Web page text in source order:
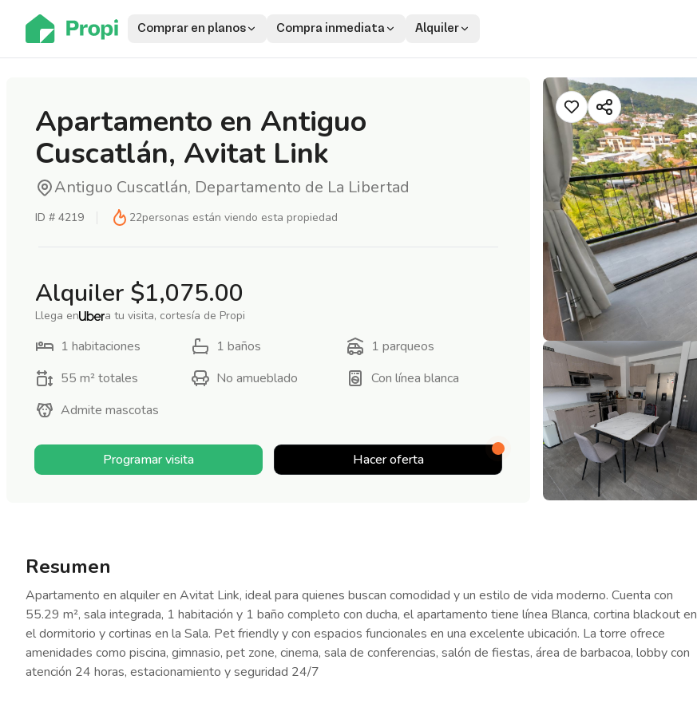
Comprar en planos Compra inmediata Alquiler
Apartamento en Antiguo
Cuscatlán, Avitat Link
Antiguo Cuscatlán, Departamento de La Libertad
ID # 4219 22personas están viendo esta propiedad
Alquiler $1,075.00
Llega en a tu visita, cortesía de Propi
1 habitaciones 1 baños 1 parqueos
55 m²totales No amueblado
Con línea blanca
Admite mascotas
Programar visita Hacer oferta
Resumen
Apartamento en alquiler en Avitat Link, ideal para quienes buscan comodidad y un estilo de vida moderno. Cuenta con
55.29 m², sala integrada, 1 habitación y 1 baño completo con ducha, el apartamento tiene línea Blanca, cortina blackout en
el dormitorio y cortinas en la Sala. Pet friendly y con espacios funcionales en una excelente ubicación. La torre ofrece
amenidades como piscina, gimnasio, pet zone, cinema, sala de conferencias, salón de fiestas, área de barbacoa, lobby con
atención 24 horas, estacionamiento y seguridad 24/7